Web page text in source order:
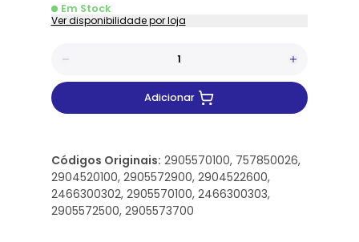
Em Stock
Ver disponibilidade por loja
Adicionar
Códigos Originais: 2905570100, 757850026,
2904520100, 2905572900, 2904522600,
2466300302, 2905570100, 2466300303,
2905572500, 2905573700